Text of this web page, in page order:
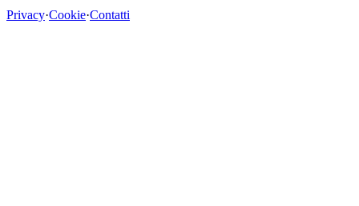
Privacy·Cookie·Contatti